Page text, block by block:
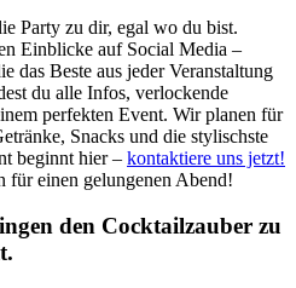
Party zu dir, egal wo du bist.
Einblicke auf Social Media –
das Beste aus jeder Veranstaltung
du alle Infos, verlockende
perfekten Event. Wir planen für
Snacks und die stylischste
beginnt hier – kontaktiere uns jetzt!
für einen gelungenen Abend!
den Cocktailzauber zu